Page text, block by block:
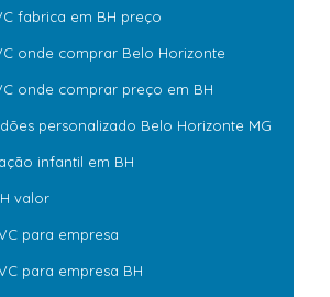
fabrica em BH preço
onde comprar Belo Horizonte
onde comprar preço em BH
personalizado Belo Horizonte MG
infantil em BH
valor
para empresa
para empresa BH